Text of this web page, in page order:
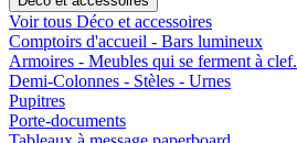
Voir tous Déco et accessoires
Comptoirs d'accueil - Bars lumineux
Armoires - Meubles qui se ferment à clef.
Demi-Colonnes - Stèles - Urnes
Pupitres
Porte-documents